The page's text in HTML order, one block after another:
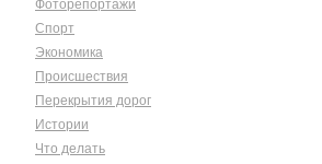
Фоторепортажи
Спорт
Экономика
Происшествия
Перекрытия дорог
Истории
Что делать